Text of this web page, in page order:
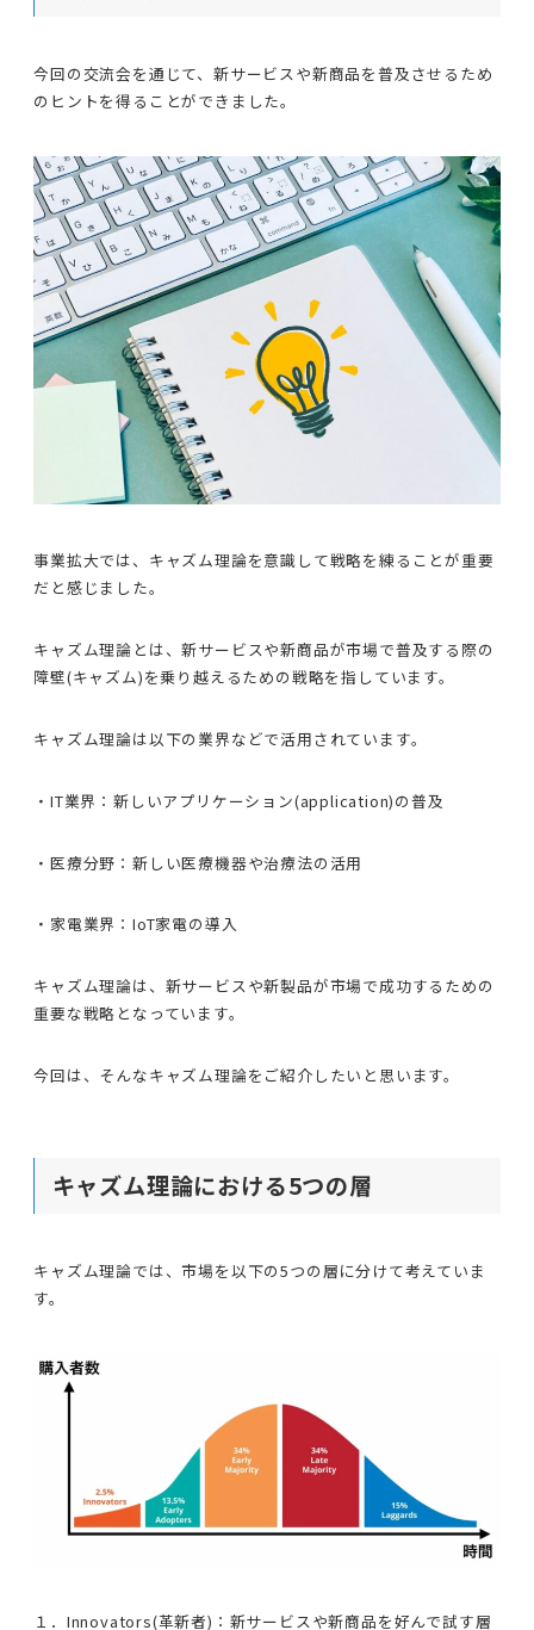
今回の交流会を通じて、新サービスや新商品を普及させるため
のヒントを得ることができました。
事業拡大では、キャズム理論を意識して戦略を練ることが重要
だと感じました。
キャズム理論とは、新サービスや新商品が市場で普及する際の
障壁(キャズム)を乗り越えるための戦略を指しています。
キャズム理論は以下の業界などで活用されています。
・IT業界：新しいアプリケーション(application)の普及
・医療分野：新しい医療機器や治療法の活用
・家電業界：IoT家電の導入
キャズム理論は、新サービスや新製品が市場で成功するための
重要な戦略となっています。
今回は、そんなキャズム理論をご紹介したいと思います。
キャズム理論における5つの層
キャズム理論では、市場を以下の5つの層に分けて考えていま
す。
１．Innovators(革新者)：新サービスや新商品を好んで試す層